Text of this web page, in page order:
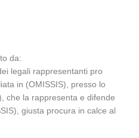
da:
legali rappresentanti pro
in (OMISSIS), presso lo
che la rappresenta e difende
giusta procura in calce al